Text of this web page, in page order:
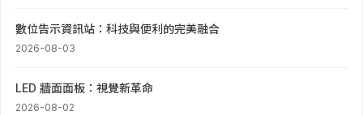
數位告示資訊站：科技與便利的完美融合
2026-08-03
LED 牆面面板：視覺新革命
2026-08-02